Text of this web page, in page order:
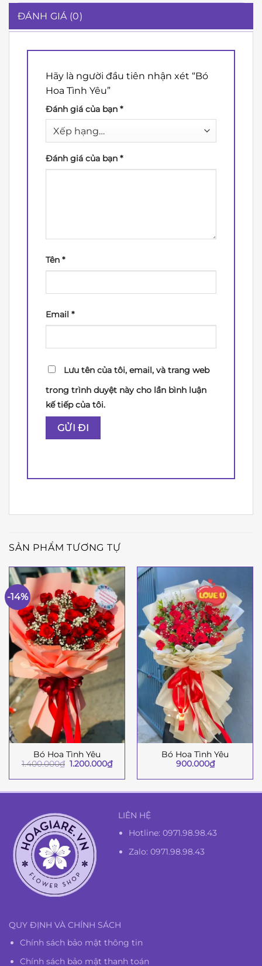
ĐÁNH GIÁ (0)
Hãy là người đầu tiên nhận xét “Bó
Hoa Tình Yêu”
Đánh giá của bạn *
Đánh giá của bạn *
Tên *
Email *
Lưu tên của tôi, email, và trang web
trong trình duyệt này cho lần bình luận
kế tiếp của tôi.
SẢN PHẨM TƯƠNG TỰ
-14%
Bó Hoa Tình Yêu
1.400.000₫ Giá
là:
1.200.000₫Giá
hiện
tại
1.200.000₫.
Bó Hoa Tình Yêu
900.000₫
LIÊN HỆ
Hotline:0971.98.98.43
Zalo: 0971.98.98.43
QUY ĐỊNH VÀ CHÍNH SÁCH
Chính sách bảo mật thông tin
Chính sách bảo mật thanh toán